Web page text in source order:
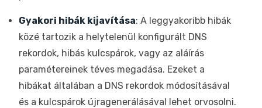
Gyakori hibák kijavítása: A leggyakoribb hibák
közé tartozik a helytelenül konfigurált DNS
rekordok, hibás kulcspárok, vagy az aláírás
paramétereinek téves megadása. Ezeket a
hibákat általában a DNS rekordok módosításával
és a kulcspárok újragenerálásával lehet orvosolni.